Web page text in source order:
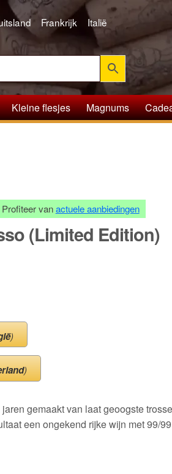
Frankrijk
Italië
Kleine flesjes Magnums
vanactuele aanbiedingen
(Limited Edition)
)
)
gemaakt van laat geoogste
een ongekend rijke wijn met 99/